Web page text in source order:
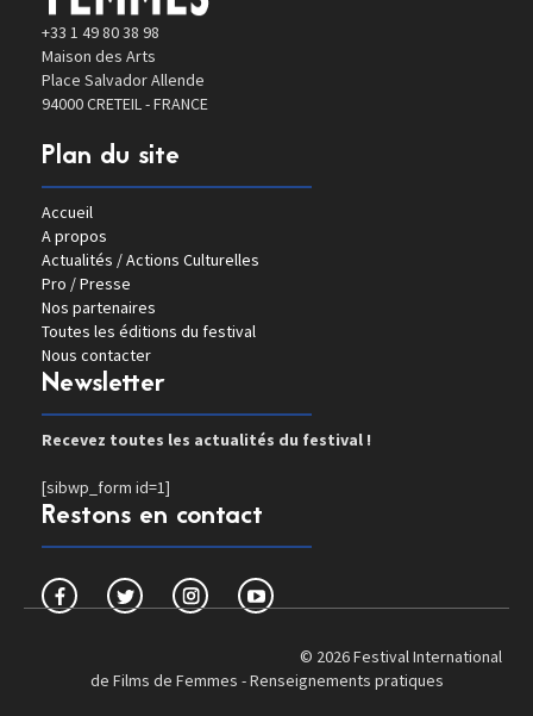
+33 1 49 80 38 98
Maison des Arts
Place Salvador Allende
94000 CRETEIL - FRANCE
Plan du site
Accueil
A propos
Actualités / Actions Culturelles
Pro / Presse
Nos partenaires
Toutes les éditions du festival
Nous contacter
Newsletter
Recevez toutes les actualités du festival !
[sibwp_form id=1]
Restons en contact
© 2026 Festival International
de Films de Femmes -Renseignements pratiques